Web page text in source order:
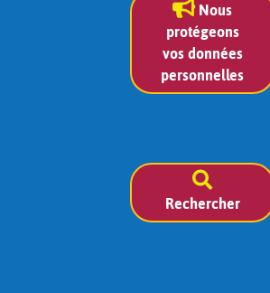
Nous
protégeons
vos données
personnelles
Rechercher